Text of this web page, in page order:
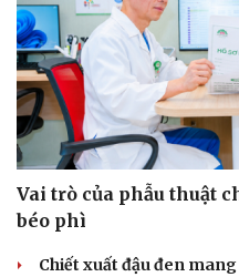
Vai trò của phẫu thuật
béo phì
Chiết xuất đậu đen